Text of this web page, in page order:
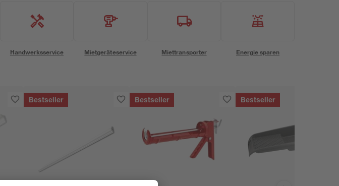
Handwerksservice Mietgeräteservice Miettransporter Energie sparen
Bestseller Bestseller Bestseller